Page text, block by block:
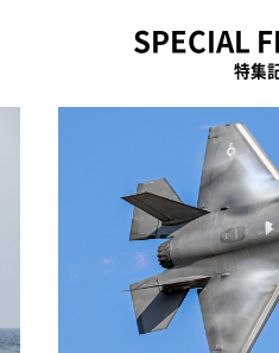
SPECIAL
特集